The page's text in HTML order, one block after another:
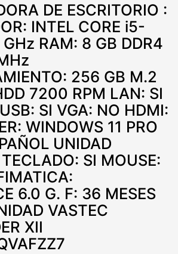
DE ESCRITORIO :
INTEL CORE i5-
RAM: 8 GB DDR4
256 GB M.2
7200 RPM LAN: SI
SI VGA: NO HDMI:
WINDOWS 11 PRO
UNIDAD
SI MOUSE:
6.0 G. F: 36 MESES
VASTEC
XII